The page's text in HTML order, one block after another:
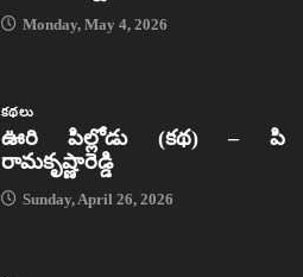
Monday, May 4, 2026
కథలు
ఊరి పిల్లోడు (కథ) – పి
రామకృష్ణారెడ్డి
Sunday, April 26, 2026